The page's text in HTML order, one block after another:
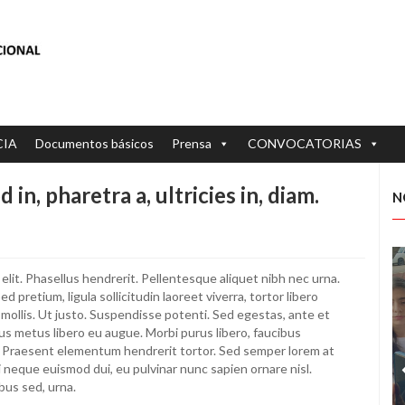
Documentos básicos Prensa CONVOCATORIAS
in, pharetra a, ultricies in, diam.
Phasellus hendrerit. Pellentesque aliquet nibh nec urna.
pretium, ligula sollicitudin laoreet viverra, tortor libero
Ut justo. Suspendisse potenti. Sed egestas, ante et
metus libero eu augue. Morbi purus libero, faucibus
elementum hendrerit tortor. Sed semper lorem at
euismod dui, eu pulvinar nunc sapien ornare nisl.
sed, urna.